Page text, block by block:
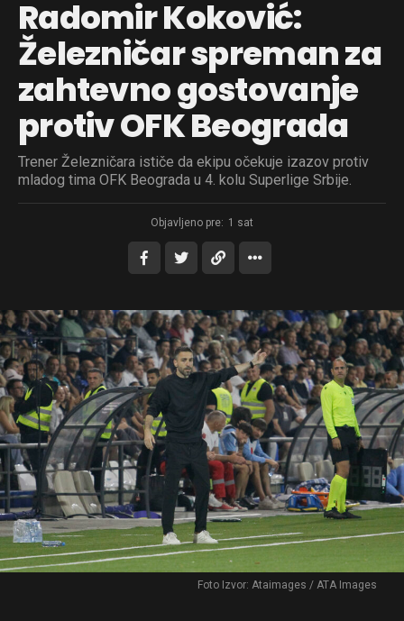
Radomir Koković:
Železničar spreman za
zahtevno gostovanje
protiv OFK Beograda
Trener Železničara ističe da ekipu očekuje izazov protiv
mladog tima OFK Beograda u 4. kolu Superlige Srbije.
Objavljeno pre: 1 sat
Foto Izvor: Ataimages / ATA Images